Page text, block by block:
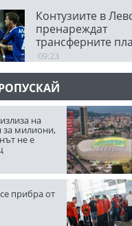
Контузиите в
пренареждат
трансферните
09:23
на
за милиони,
не е
прибра от